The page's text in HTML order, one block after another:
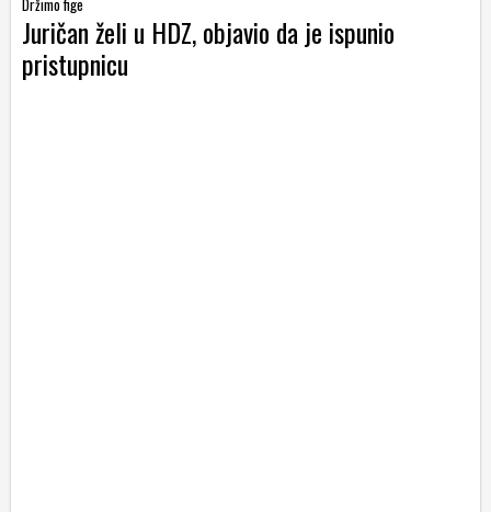
Držimo fige
Juričan želi u HDZ, objavio da je ispunio
pristupnicu